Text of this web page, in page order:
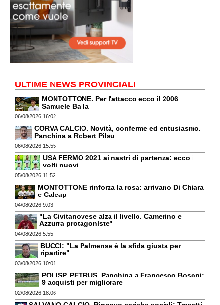
ULTIME NEWS PROVINCIALI
MONTOTTONE. Per l'attacco ecco il 2006
Samuele Balla
06/08/2026 16:02
CORVA CALCIO. Novità, conferme ed entusiasmo.
Panchina a Robert Pilsu
06/08/2026 15:55
USA FERMO 2021 ai nastri di partenza: ecco i
volti nuovi
05/08/2026 11:52
MONTOTTONE rinforza la rosa: arrivano Di Chiara
e Caleap
04/08/2026 9:03
"La Civitanovese alza il livello. Camerino e
Azzurra protagoniste"
04/08/2026 5:55
BUCCI: "La Palmense è la sfida giusta per
ripartire"
03/08/2026 10:01
POLISP. PETRUS. Panchina a Francesco Bosoni:
9 acquisti per migliorare
02/08/2026 18:06